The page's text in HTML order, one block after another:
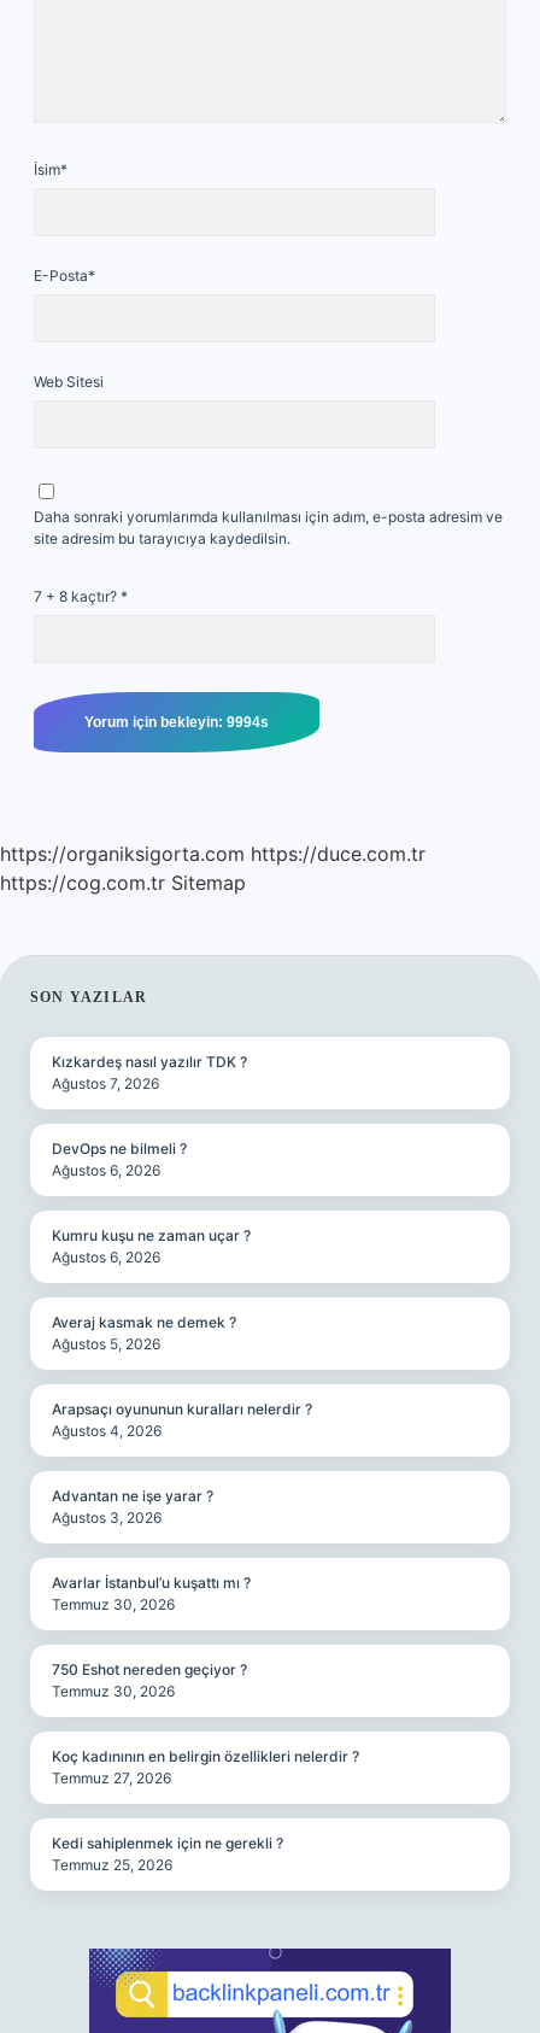
İsim*
E-Posta*
Web Sitesi
Daha sonraki yorumlarımda kullanılması için adım, e-posta adresim ve
site adresim bu tarayıcıya kaydedilsin.
7 + 8 kaçtır? *
https://organiksigorta.com https://duce.com.tr
https://cog.com.tr Sitemap
SIDEBAR
SON YAZILAR
Kızkardeş nasıl yazılır TDK ?
Ağustos 7, 2026
DevOps ne bilmeli ?
Ağustos 6, 2026
Kumru kuşu ne zaman uçar ?
Ağustos 6, 2026
Averaj kasmak ne demek ?
Ağustos 5, 2026
Arapsaçı oyununun kuralları nelerdir ?
Ağustos 4, 2026
Advantan ne işe yarar ?
Ağustos 3, 2026
Avarlar İstanbul’u kuşattı mı ?
Temmuz 30, 2026
750 Eshot nereden geçiyor ?
Temmuz 30, 2026
Koç kadınının en belirgin özellikleri nelerdir ?
Temmuz 27, 2026
Kedi sahiplenmek için ne gerekli ?
Temmuz 25, 2026